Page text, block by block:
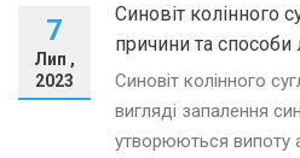
7
Лип ,
2023
Синовіт колінного
причини та способи
Синовіт колінного
вигляді запалення
утворюються випоту